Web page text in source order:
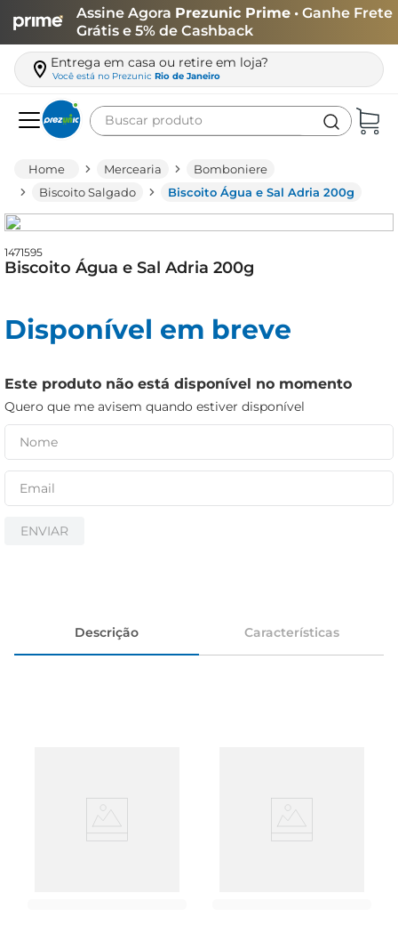
Assine Agora Prezunic Prime • Ganhe Frete
Grátis e 5% de Cashback
Entrega em casa ou retire em loja?
Você está no Prezunic Rio de Janeiro
Buscar produto
Mercearia
Bomboniere
Biscoito Salgado
Biscoito Água e Sal Adria 200g
1471595
Biscoito Água e Sal Adria 200g
Disponível em breve
Este produto não está disponível no momento
Quero que me avisem quando estiver disponível
ENVIAR
Descrição Características
leite
queijo
biscoito
papel higiênico
cerveja